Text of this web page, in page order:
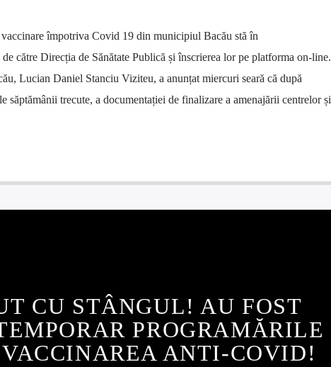
împotriva Covid 19 din municipiul Bacău stă în
de către Direcția de Sănătate Publică și înscrierea lor pe platforma on-line.
Lucian Daniel Stanciu Viziteu, a anunțat miercuri seară că după
săptămânii trecute, a documentației de finalizare a amenajării centrelor și
CU STÂNGUL! AU FOST
PROGRAMĂRILE
ANTI-COVID!